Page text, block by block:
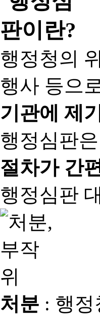
행정청의
행사 등으
기관에 제
행정심판
절차가 간
행정심판
처분 : 행